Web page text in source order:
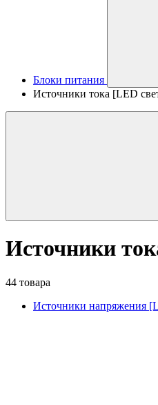
Блоки питания
Источники тока [LED
Источники
44 товара
Источники напряжения